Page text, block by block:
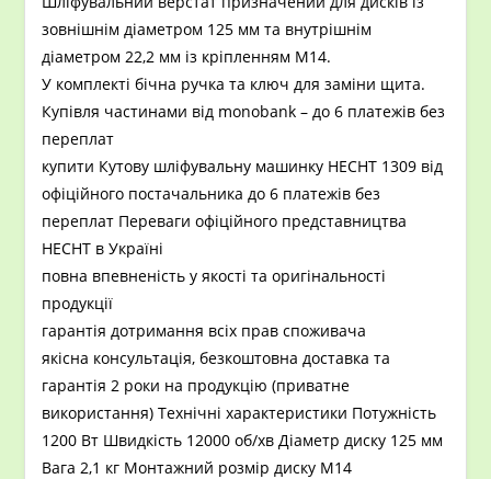
зовнішнім діаметром 125 мм та внутрішнім
діаметром 22,2 мм із кріпленням M14.
У комплекті бічна ручка та ключ для заміни щита.
Купівля частинами від monobank – до 6 платежів без
переплат
купити Кутову шліфувальну машинку HECHT 1309 від
офіційного постачальника до 6 платежів без
переплат Переваги офіційного представництва
HECHT в Україні
повна впевненість у якості та оригінальності
продукції
гарантія дотримання всіх прав споживача
якісна консультація, безкоштовна доставка та
гарантія 2 роки на продукцію (приватне
використання) Технічні характеристики Потужність
1200 Вт Швидкість 12000 об/хв Діаметр диску 125 мм
Вага 2,1 кг Монтажний розмір диску М14